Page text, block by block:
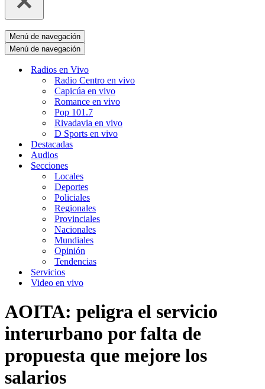
Menú de navegación
Menú de navegación
Radios en Vivo
Radio Centro en vivo
Capicúa en vivo
Romance en vivo
Pop 101.7
Rivadavia en vivo
D Sports en vivo
Destacadas
Audios
Secciones
Locales
Deportes
Policiales
Regionales
Provinciales
Nacionales
Mundiales
Opinión
Tendencias
Servicios
Video en vivo
AOITA: peligra el servicio
interurbano por falta de
propuesta que mejore los
salarios